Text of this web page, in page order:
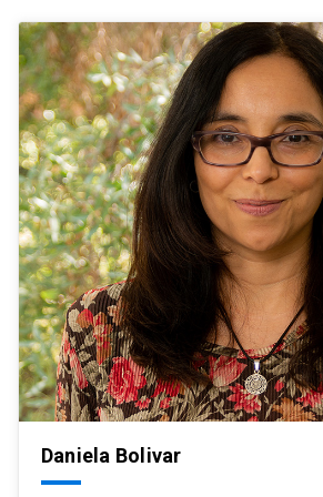
disponibles y la evaluación de
los postulantes. Dicha
Comité de Postgrado de la
Será válida por un año, por lo que
necesario repostular para su
[*] La cantidad anual de becas
dependerá de la evaluación
realice la Escuela de Trabajo
BECAS EXTERNAS
Las becas externas son
instituciones que no forman
Trabajo Social de la PUC.
Beca COES Centro de Estudios
Daniela Bolivar